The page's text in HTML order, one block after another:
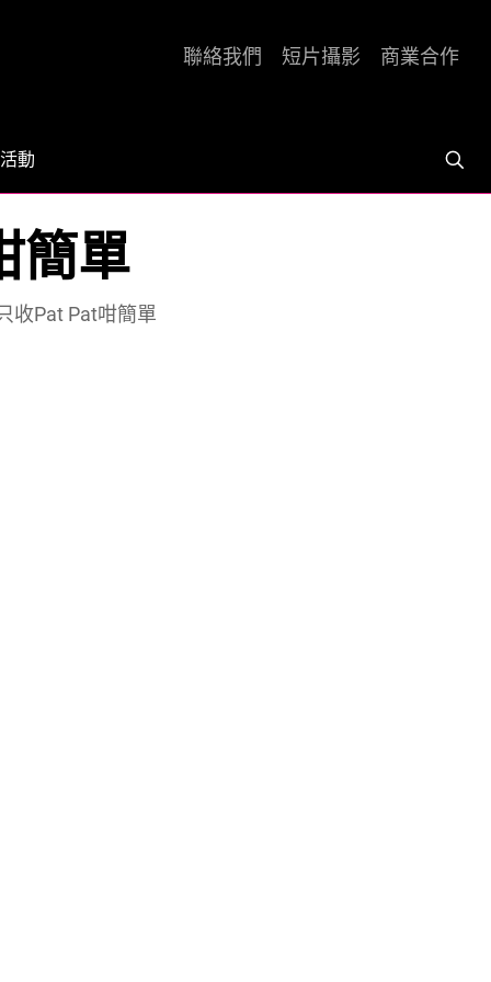
活動
聯絡我們 短片攝影 商業合作
簡單
收Pat Pat咁簡單